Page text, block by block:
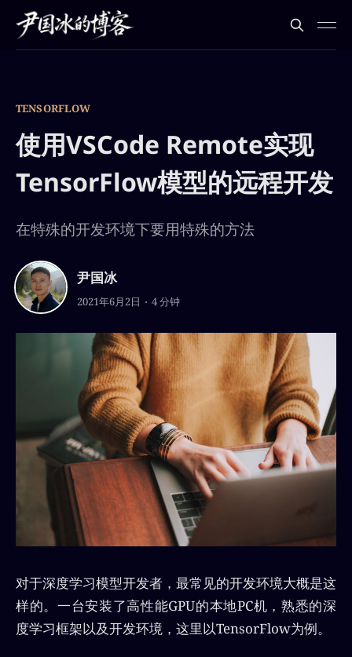
TENSORFLOW
使用VSCode Remote实现
TensorFlow模型的远程开发
在特殊的开发环境下要用特殊的方法
尹国冰
2021年6月2日 4 分钟
对于深度学习模型开发者，最常见的开发环境大概是这
样的。一台安装了高性能GPU的本地PC机，熟悉的深
度学习框架以及开发环境，这里以TensorFlow为例。